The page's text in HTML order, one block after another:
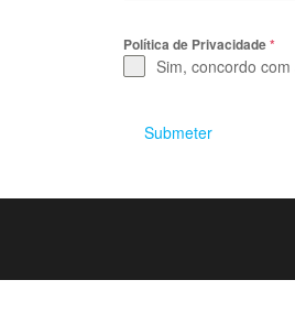
Política de Privacidade*
Sim, concordo
Submeter